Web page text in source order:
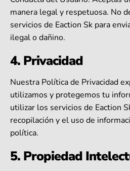
manera legal y respetuosa. No
servicios de Eaction Sk para
ilegal o dañino.
4. Privacidad
Nuestra Política de Privacidad
utilizamos y protegemos tu
utilizar los servicios de Eaction
recopilación y el uso de
política.
5. Propiedad